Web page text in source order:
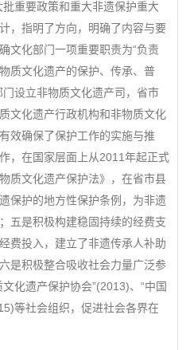
重要政策和重大非遗保护重大
，指明了方向，明确了内容与要
文化部门一项重要职责为“负责
质文化遗产的保护、传承、普
设立非物质文化遗产司，省市
文化遗产行政机构和非物质文化
效确保了保护工作的实施与推
，在国家层面上从2011年起正式
质文化遗产保护法》，在省市县
保护的地方性保护条例，为非遗
五是积极构建稳固持续的经费支
费投入，建立了非遗传承人补助
是积极整合吸收社会力量广泛参
化遗产保护协会”(2013)、“中国
等社会组织，促进社会各界在